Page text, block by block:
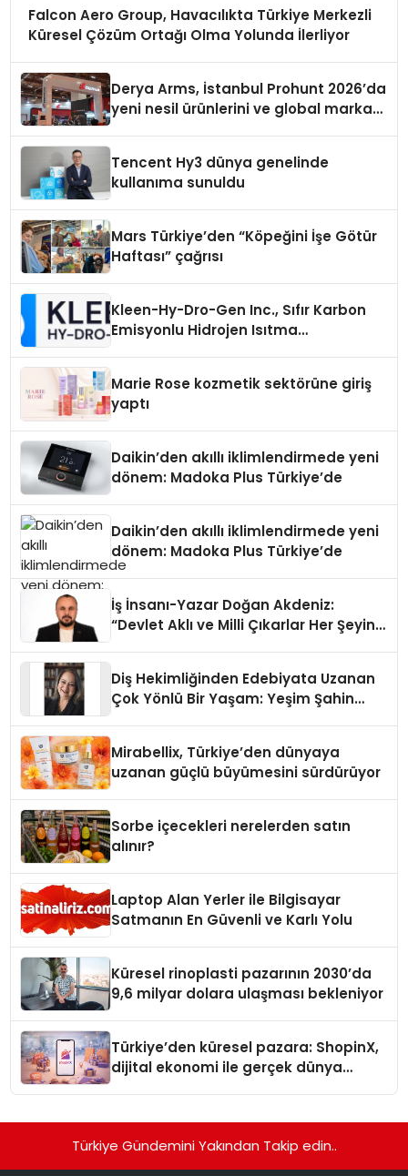
Falcon Aero Group, Havacılıkta Türkiye Merkezli
Küresel Çözüm Ortağı Olma Yolunda İlerliyor
Derya Arms, İstanbul Prohunt 2026’da
yeni nesil ürünlerini ve global marka
Tencent Hy3 dünya genelinde
kullanıma sunuldu
Mars Türkiye’den “Köpeğini İşe Götür
Haftası” çağrısı
Kleen-Hy-Dro-Gen Inc., Sıfır Karbon
Emisyonlu Hidrojen Isıtma
Marie Rose kozmetik sektörüne giriş
yaptı
Daikin’den akıllı iklimlendirmede yeni
dönem: Madoka Plus Türkiye’de
Daikin’den akıllı iklimlendirmede yeni
dönem: Madoka Plus Türkiye’de
İş İnsanı-Yazar Doğan Akdeniz:
“Devlet Aklı ve Milli Çıkarlar Her Şeyin
Diş Hekimliğinden Edebiyata Uzanan
Çok Yönlü Bir Yaşam: Yeşim Şahin
Mirabellix, Türkiye’den dünyaya
uzanan güçlü büyümesini sürdürüyor
Sorbe içecekleri nerelerden satın
alınır?
Laptop Alan Yerler ile Bilgisayar
Satmanın En Güvenli ve Karlı Yolu
Küresel rinoplasti pazarının 2030’da
9,6 milyar dolara ulaşması bekleniyor
Türkiye’den küresel pazara: ShopinX,
dijital ekonomi ile gerçek dünya
Türkiye Gündemini Yakından Takip edin..